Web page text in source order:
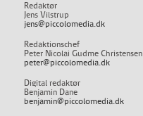
Redaktør
Jens Vilstrup
jens@piccolomedia.dk
Redaktionschef
Peter Nicolai Gudme Christensen
peter@piccolomedia.dk
Digital redaktør
Benjamin Dane
benjamin@piccolomedia.dk